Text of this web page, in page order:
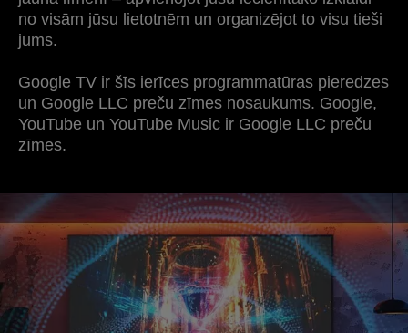
no visām jūsu lietotnēm un organizējot to visu tieši
jums.
Google TV ir šīs ierīces programmatūras pieredzes
un Google LLC preču zīmes nosaukums. Google,
YouTube un YouTube Music ir Google LLC preču
zīmes.